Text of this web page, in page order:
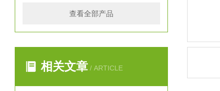
查看全部产品
相关文章 / ARTICLE